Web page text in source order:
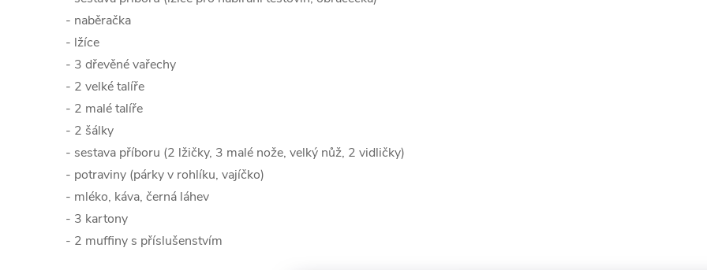
- naběračka
- lžíce
- 3 dřevěné vařechy
- 2 velké talíře
- 2 malé talíře
- 2 šálky
- sestava příboru (2 lžičky, 3 malé nože, velký nůž, 2 vidličky)
- potraviny (párky v rohlíku, vajíčko)
- mléko, káva, černá láhev
- 3 kartony
- 2 muffiny s příslušenstvím